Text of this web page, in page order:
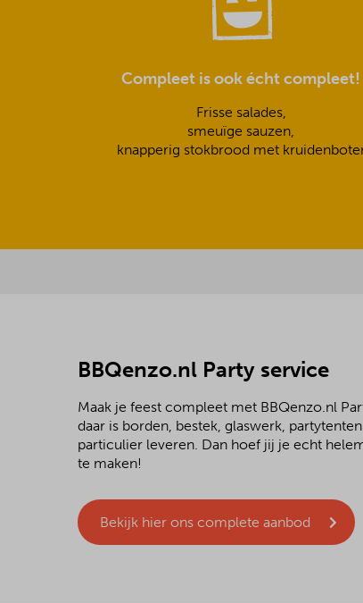
Compleet is ook écht compleet!
Frisse salades,
smeuïge sauzen,
knapperig stokbrood met
BBQenzo.nl Party service
Maak je feest compleet met BBQenzo.nl
daar is borden, bestek, glaswerk,
particulier leveren. Dan hoef jij je echt
te maken!
Bekijk hier ons complete aanbod